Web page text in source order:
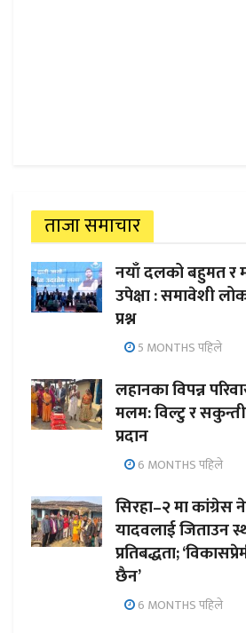
ताजा समाचार
नयाँ दलको बहुमत र
उपेक्षा : समावेशी
प्रश्न
5 MONTHS पहिले
लहानका विपन्न
मलम: विल्टु र
प्रदान
6 MONTHS पहिले
सिरहा–२ मा कांग्रेस
यादवलाई जिताउन
प्रतिबद्धता;
छैन’
6 MONTHS पहिले